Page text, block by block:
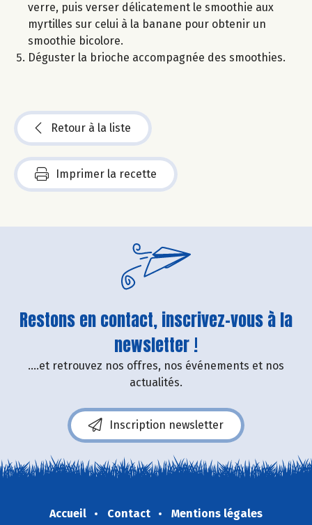
verre, puis verser délicatement le smoothie aux
myrtilles sur celui à la banane pour obtenir un
smoothie bicolore.
Déguster la brioche accompagnée des smoothies.
Retour à la liste
Imprimer la recette
Restons en contact, inscrivez-vous à la
newsletter !
....et retrouvez nos offres, nos événements et nos
actualités.
Inscription newsletter
Accueil Contact
Mentions légales